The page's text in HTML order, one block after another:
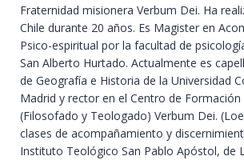
Fraternidad misionera Verbum Dei. Ha
Chile durante 20 años. Es Magister en
Psico-espiritual por la facultad de
San Alberto Hurtado. Actualmente es
de Geografía e Historia de la Universidad
Madrid y rector en el Centro de
(Filosofado y Teologado) Verbum Dei.
clases de acompañamiento y
Instituto Teológico San Pablo Apóstol, de